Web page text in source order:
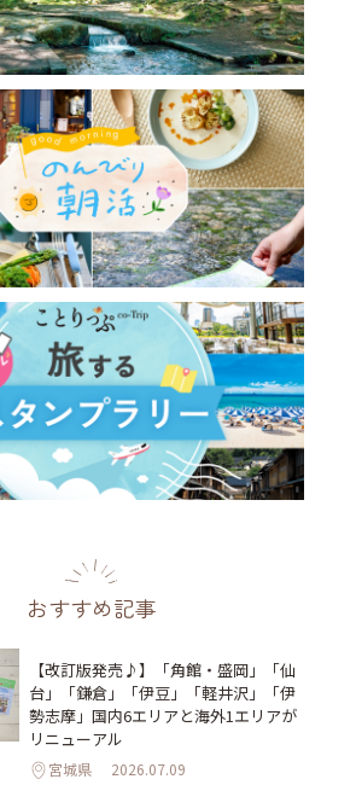
おすすめ記事
【改訂版発売♪】「角館・盛岡」「仙
台」「鎌倉」「伊豆」「軽井沢」「伊
勢志摩」国内6エリアと海外1エリアが
リニューアル
宮城県 2026.07.09